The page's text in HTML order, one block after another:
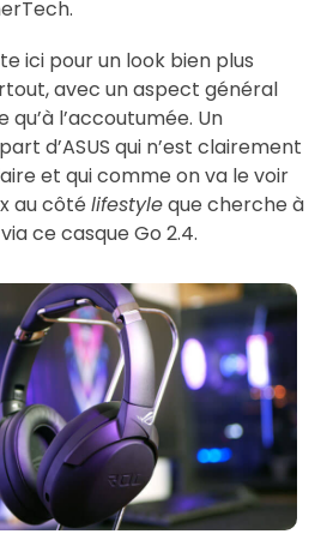
ici pour un look bien plus
avec un aspect général
l’accoutumée. Un
d’ASUS qui n’est clairement
et qui comme on va le voir
au côté lifestyleque cherche à
ce casque Go 2.4.